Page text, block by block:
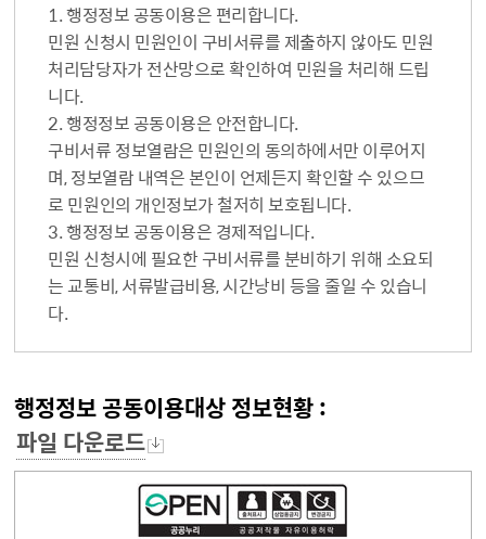
1. 행정정보 공동이용은 편리합니다.
민원 신청시 민원인이 구비서류를 제출하지 않아도 민원
처리담당자가 전산망으로 확인하여 민원을 처리해 드립
니다.
2. 행정정보 공동이용은 안전합니다.
구비서류 정보열람은 민원인의 동의하에서만 이루어지
며, 정보열람 내역은 본인이 언제든지 확인할 수 있으므
로 민원인의 개인정보가 철저히 보호됩니다.
3. 행정정보 공동이용은 경제적입니다.
민원 신청시에 필요한 구비서류를 분비하기 위해 소요되
는 교통비, 서류발급비용, 시간낭비 등을 줄일 수 있습니
다.
행정정보 공동이용대상 정보현황 :
파일 다운로드